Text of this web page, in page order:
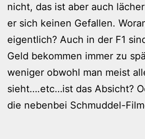
nicht, das ist aber auch
er sich keinen Gefallen.
eigentlich? Auch in der F1
Geld bekommen immer zu
weniger obwohl man meist
sieht….etc…ist das Absicht?
die nebenbei Schmuddel-